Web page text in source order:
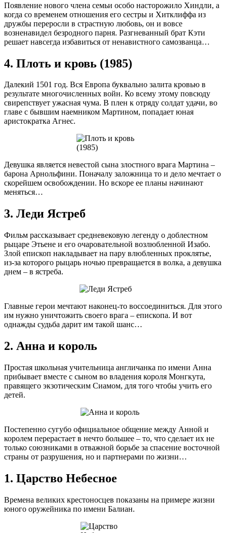
Появление нового члена семьи особо насторожило Хиндли, а
когда со временем отношения его сестры и Хитклиффа из
дружбы переросли в страстную любовь, он и вовсе
возненавидел безродного парня. Разгневанный брат Кэти
решает навсегда избавиться от ненавистного самозванца…
4. Плоть и кровь (1985)
Далекий 1501 год. Вся Европа буквально залита кровью в
результате многочисленных войн. Ко всему этому повсюду
свирепствует ужасная чума. В плен к отряду солдат удачи, во
главе с бывшим наемником Мартином, попадает юная
аристократка Агнес.
Девушка является невестой сына злостного врага Мартина –
барона Арнольфини. Поначалу заложница то и дело мечтает о
скорейшем освобождении. Но вскоре ее планы начинают
меняться…
3. Леди Ястреб
Фильм рассказывает средневековую легенду о доблестном
рыцаре Этьене и его очаровательной возлюбленной Изабо.
Злой епископ накладывает на пару влюбленных проклятье,
из-за которого рыцарь ночью превращается в волка, а девушка
днем – в ястреба.
Главные герои мечтают наконец-то воссоединиться. Для этого
им нужно уничтожить своего врага – епископа. И вот
однажды судьба дарит им такой шанс…
2. Анна и король
Простая школьная учительница англичанка по имени Анна
прибывает вместе с сыном во владения короля Монгкута,
правящего экзотическим Сиамом, для того чтобы учить его
детей.
Постепенно сугубо официальное общение между Анной и
королем перерастает в нечто большее – то, что сделает их не
только союзниками в отважной борьбе за спасение восточной
страны от разрушения, но и партнерами по жизни…
1. Царство Небесное
Времена великих крестоносцев показаны на примере жизни
юного оружейника по имени Балиан.